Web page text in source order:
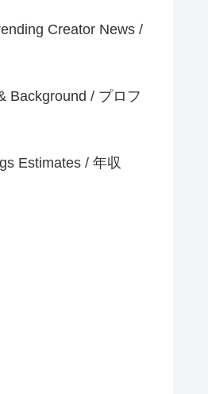
Creator News /
Background / プロフ
Estimates / 年収